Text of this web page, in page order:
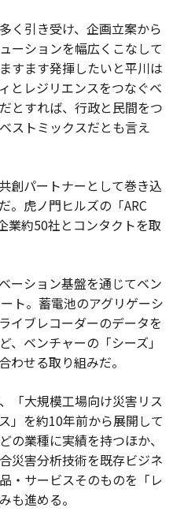
く引き受け、企画立案から
ーションを幅広くこなして
すます発揮したいと平川は
とレジリエンスをつなぐベ
とすれば、行政と民間をつ
ストミックスだとも言え
創パートナーとして巻き込
。虎ノ門ヒルズの「ARC
業約50社とコンタクトを取
ーション基盤を通じてベン
ト。蓄電池のアグリゲーシ
イブレコーダーのデータを
、ベンチャーの「シーズ」
わせる取り組みだ。
「大規模工場向け災害リス
」を約10年前から展開して
の業種に実績を持つほか、
災害分析技術を既存ビジネ
・サービスそのものを「レ
も進める。